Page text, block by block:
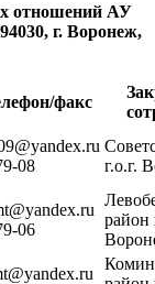
отношений АУ
г. Воронеж,
факс
08
г.о.г.
06
район